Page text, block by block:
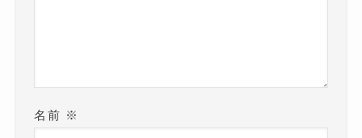
名前 ※